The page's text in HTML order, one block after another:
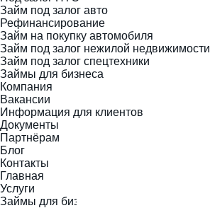
Займ под залог авто
Рефинансирование
Займ на покупку автомобиля
Займ под залог нежилой недвижимости
Займ под залог спецтехники
Займы для бизнеса
Компания
Вакансии
Информация для клиентов
Документы
Партнёрам
Блог
Контакты
Главная
Услуги
Займы для бизнеса